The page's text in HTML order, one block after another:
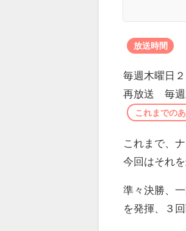
放送時間
毎週木曜日
再放送 毎週
これまでの
これまで、
今回はそれ
準々決勝、
を発揮、３